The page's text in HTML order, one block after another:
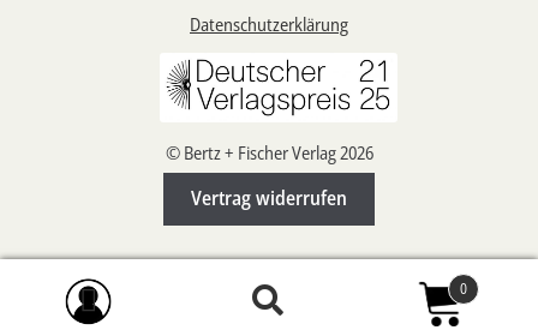
Datenschutzerklärung
© Bertz + Fischer Verlag 2026
Vertrag widerrufen
0